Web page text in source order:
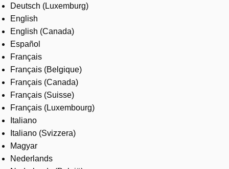
Contact us
Careers
Deutsch (Luxemburg)
English
English (Canada)
Español
Français
Français (Belgique)
Français (Canada)
Français (Suisse)
Français (Luxembourg)
Italiano
Italiano (Svizzera)
Magyar
Nederlands